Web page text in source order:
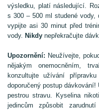
výsledku, platí následující.
s 300 – 500 ml studené vody,
vypijte asi 30 minut před
vody. Nikdy nepřekračujte
Upozornění: Neužívejte,
nějakým onemocněním,
konzultujte užívání
doporučený postup
pestrou stravu. Kyselina
jedincům způsobit